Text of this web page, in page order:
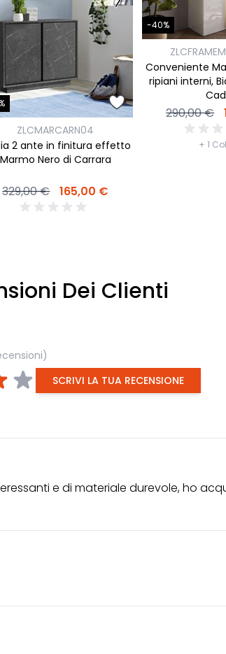
ZLCMARCARN04
2 ante in finitura effetto
Marmo Nero di Carrara
329,00 € 165,00 €
-40%
Conveniente
ripiani interni,
290,00 €
+ 1
Dei Clienti
SCRIVI LA TUA RECENSIONE
e di materiale durevole, ho